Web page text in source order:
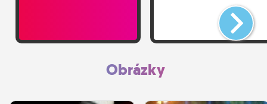
Obrázky